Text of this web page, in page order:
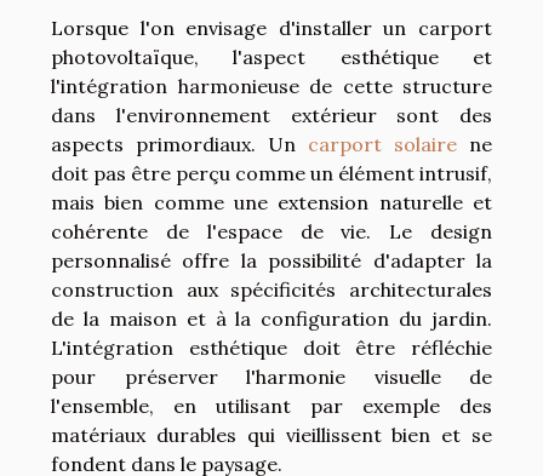
Lorsque l'on envisage d'installer un carport
photovoltaïque, l'aspect esthétique et
l'intégration harmonieuse de cette structure
dans l'environnement extérieur sont des
aspects primordiaux. Un carport solaire ne
doit pas être perçu comme un élément intrusif,
mais bien comme une extension naturelle et
cohérente de l'espace de vie. Le design
personnalisé offre la possibilité d'adapter la
construction aux spécificités architecturales
de la maison et à la configuration du jardin.
L'intégration esthétique doit être réfléchie
pour préserver l'harmonie visuelle de
l'ensemble, en utilisant par exemple des
matériaux durables qui vieillissent bien et se
fondent dans le paysage.